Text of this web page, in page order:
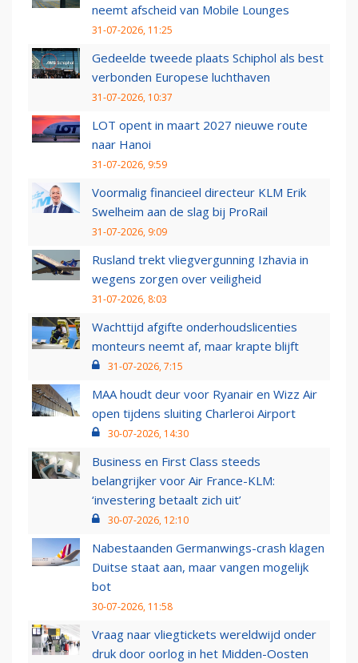
neemt afscheid van Mobile Lounges
31-07-2026, 11:25
Gedeelde tweede plaats Schiphol als best
verbonden Europese luchthaven
31-07-2026, 10:37
LOT opent in maart 2027 nieuwe route
naar Hanoi
31-07-2026, 9:59
Voormalig financieel directeur KLM Erik
Swelheim aan de slag bij ProRail
31-07-2026, 9:09
Rusland trekt vliegvergunning Izhavia in
wegens zorgen over veiligheid
31-07-2026, 8:03
Wachttijd afgifte onderhoudslicenties
monteurs neemt af, maar krapte blijft
31-07-2026, 7:15
MAA houdt deur voor Ryanair en Wizz Air
open tijdens sluiting Charleroi Airport
30-07-2026, 14:30
Business en First Class steeds
belangrijker voor Air France-KLM:
‘investering betaalt zich uit’
30-07-2026, 12:10
Nabestaanden Germanwings-crash klagen
Duitse staat aan, maar vangen mogelijk
bot
30-07-2026, 11:58
Vraag naar vliegtickets wereldwijd onder
druk door oorlog in het Midden-Oosten